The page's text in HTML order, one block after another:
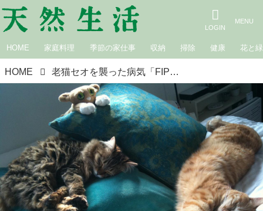
HOME 家庭料理 季節の家仕事 収納 掃除 健康 花と緑
HOME 老猫セオを襲った病気「FIP」猫伝染性腹膜炎とは。介護と愛情の記録｜小禄広海のねこおば日記